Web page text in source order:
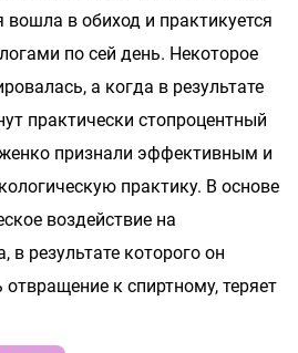
вошла в обиход и практикуется
по сей день. Некоторое
а когда в результате
практически стопроцентный
признали эффективным и
практику. В основе
воздействие на
в результате которого он
к спиртному, теряет